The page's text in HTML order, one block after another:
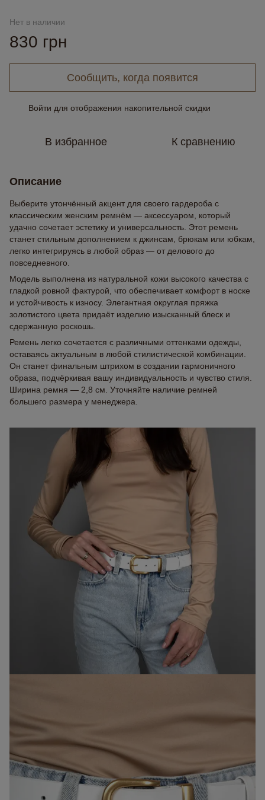
Нет в наличии
830 грн
Сообщить, когда появится
Войти для отображения накопительной скидки
В избранное К сравнению
Описание
Выберите утончённый акцент для своего гардероба с
классическим женским ремнём — аксессуаром, который
удачно сочетает эстетику и универсальность. Этот ремень
станет стильным дополнением к джинсам, брюкам или юбкам,
легко интегрируясь в любой образ — от делового до
повседневного.
Модель выполнена из натуральной кожи высокого качества с
гладкой ровной фактурой, что обеспечивает комфорт в носке
и устойчивость к износу. Элегантная округлая пряжка
золотистого цвета придаёт изделию изысканный блеск и
сдержанную роскошь.
Ремень легко сочетается с различными оттенками одежды,
оставаясь актуальным в любой стилистической комбинации.
Он станет финальным штрихом в создании гармоничного
образа, подчёркивая вашу индивидуальность и чувство стиля.
Ширина ремня — 2,8 см. Уточняйте наличие ремней
большего размера у менеджера.